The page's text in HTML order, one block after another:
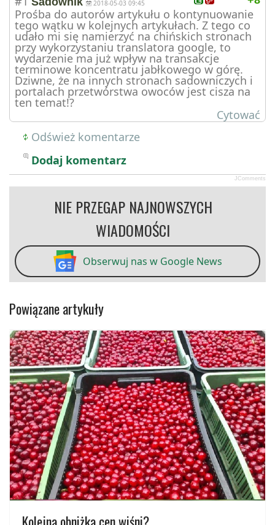
2018-05-03 09:45
Prośba do autorów artykułu o kontynuowanie
tego wątku w kolejnych artykułach. Z tego co
udało mi się namierzyć na chińskich stronach
przy wykorzystaniu translatora google, to
wydarzenie ma już wpływ na transakcje
terminowe koncentratu jabłkowego w górę.
Dziwne, że na innych stronach sadowniczych i
portalach przetwórstwa owoców jest cisza na
ten temat!?
Cytować
Odśwież komentarze
Dodaj komentarz
JComments
NIE PRZEGAP NAJNOWSZYCH
WIADOMOŚCI
Obserwuj nas w Google News
Powiązane artykuły